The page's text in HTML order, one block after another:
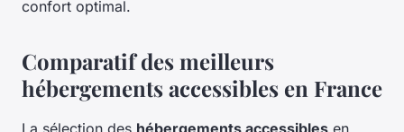
confort optimal.
Comparatif des meilleurs
hébergements accessibles en France